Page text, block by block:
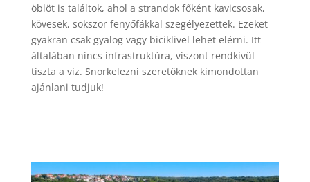
öblöt is találtok, ahol a strandok főként kavicsosak,
kövesek, sokszor fenyőfákkal szegélyezettek. Ezeket
gyakran csak gyalog vagy biciklivel lehet elérni. Itt
általában nincs infrastruktúra, viszont rendkívül
tiszta a víz. Snorkelezni szeretőknek kimondottan
ajánlani tudjuk!